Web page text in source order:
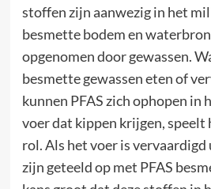
stoffen zijn aanwezig in het
besmette bodem en
opgenomen door gewassen.
besmette gewassen eten of
kunnen PFAS zich ophopen in
voer dat kippen krijgen, speelt
rol. Als het voer is vervaardigd
zijn geteeld op met PFAS